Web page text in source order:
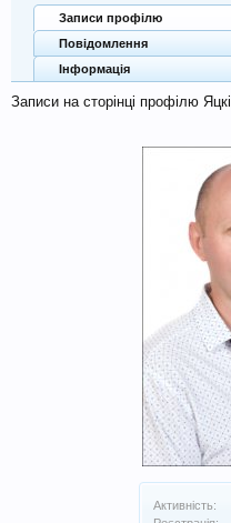
Активність:
Записи профілю
Повідомлення
Інформація
Записи на сторінці профілю